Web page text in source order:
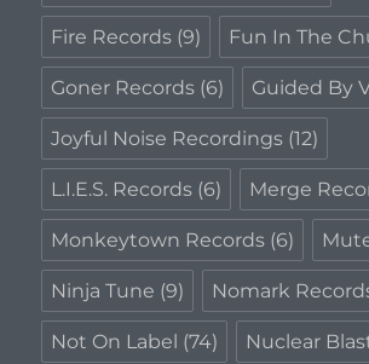
Fire Records (9) Fun In The
Goner Records (6) Guided By
Joyful Noise Recordings (12)
L.I.E.S. Records (6) Merge
Monkeytown Records (6)
Ninja Tune (9) Nomark
Not On Label (74) Nuclear